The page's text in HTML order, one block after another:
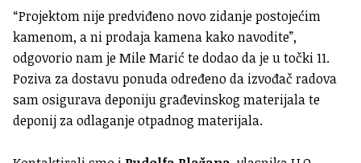
“Projektom nije predviđeno novo zidanje postojećim
kamenom, a ni prodaja kamena kako navodite”,
odgovorio nam je Mile Marić te dodao da je u točki 11.
Poziva za dostavu ponuda određeno da izvođač radova
sam osigurava deponiju građevinskog materijala te
deponij za odlaganje otpadnog materijala.